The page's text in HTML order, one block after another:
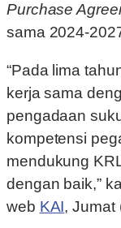
Purchase
sama 2024-
“Pada lima
kerja sama
pengadaan
kompetensi
mendukung
dengan baik,”
web KAI, Jumat